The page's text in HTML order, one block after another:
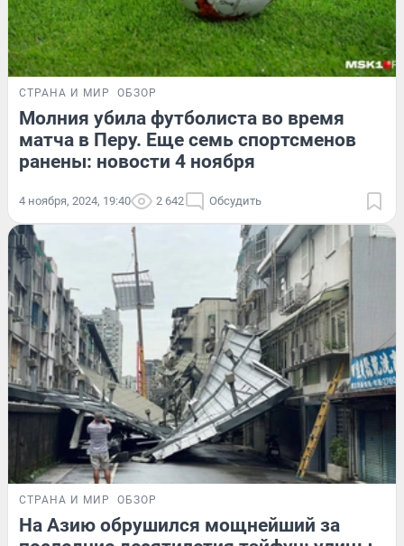
СТРАНА И МИР ОБЗОР
Молния убила футболиста во время
матча в Перу. Еще семь спортсменов
ранены: новости 4 ноября
4 ноября, 2024, 19:40 2 642 Обсудить
СТРАНА И МИР ОБЗОР
На Азию обрушился мощнейший за